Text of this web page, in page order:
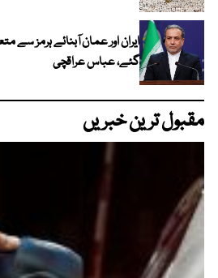
ایران اور عمان آبنائے ہرمز
گئے، عباس عراقچی
مقبول ترین خبریں